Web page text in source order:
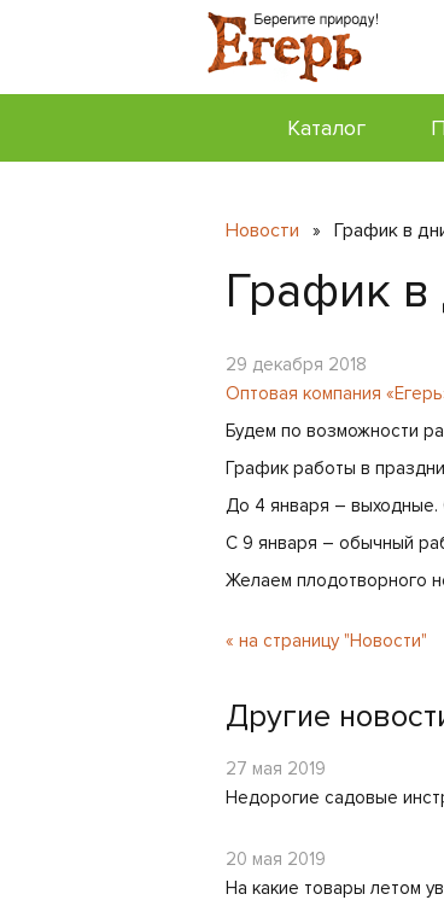
Каталог
Новости » График в
График в
29 декабря 2018
Оптовая компания
Будем по возможности
График работы в
До 4 января – выходные.
С 9 января – обычный
Желаем плодотворного
« на страницу "Новости"
Другие
27 мая 2019
Недорогие садовые
20 мая 2019
На какие товары летом